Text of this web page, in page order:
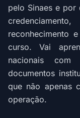
pelo Sinaes e
reconhecimento
curso. Vai
nacionais
documentos
que não apenas
operação.